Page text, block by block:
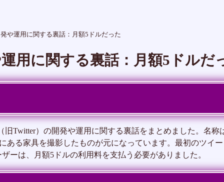
運用に関する裏話：月額5ドルだった
用に関する裏話：月額5ドルだ
Twitter）の開発や運用に関する裏話をまとめました。名称
ある家具を撮影したものが元になっています。最初のツイ
ーは、月額5ドルの利用料を支払う必要がありました。